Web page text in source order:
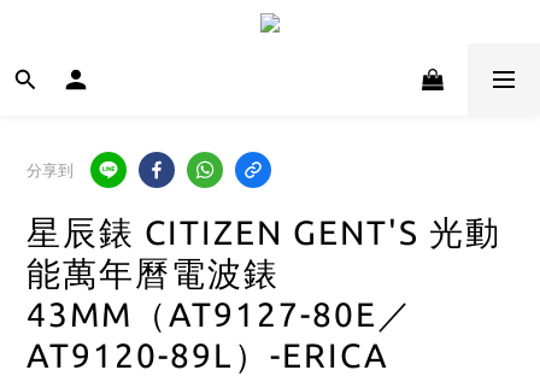
分享到
星辰錶 CITIZEN GENT'S 光動
能萬年曆電波錶
43MM（AT9127-80E／
AT9120-89L）-ERICA